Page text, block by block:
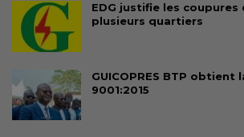
EDG justifie les coupures
plusieurs quartiers
GUICOPRES BTP obtient
9001:2015